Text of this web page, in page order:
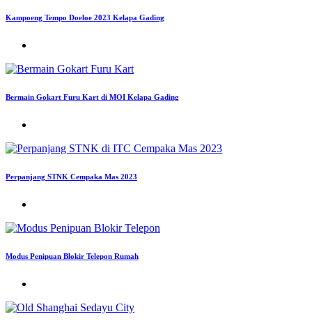
Kampoeng Tempo Doeloe 2023 Kelapa Gading
Bermain Gokart Furu Kart di MOI Kelapa Gading
Perpanjang STNK Cempaka Mas 2023
Modus Penipuan Blokir Telepon Rumah